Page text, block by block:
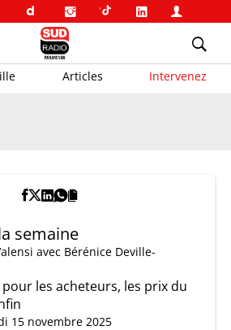
Articles Intervenez
semaine
avec Bérénice Deville-
les acheteurs, les prix du
15 novembre 2025